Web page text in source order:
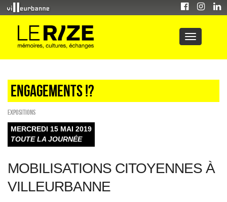
Engagements !?
EXPOSITIONS
MERCREDI 15 MAI 2019
TOUTE LA JOURNÉE
MOBILISATIONS CITOYENNES À
VILLEURBANNE